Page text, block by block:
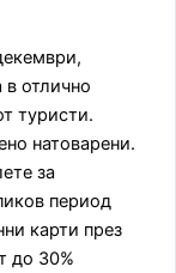
в отлично
туристи.
натоварени.
за
период
карти през
до 30%